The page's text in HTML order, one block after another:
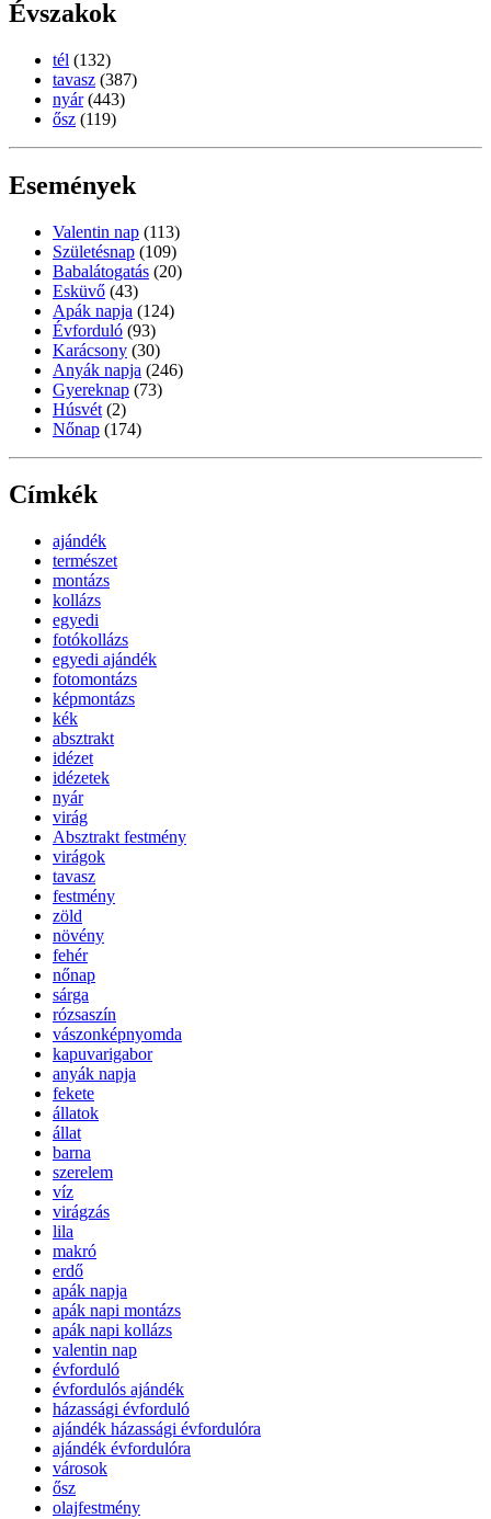
Évszakok
tél (132)
tavasz (387)
nyár (443)
ősz (119)
Események
Valentin nap (113)
Születésnap (109)
Babalátogatás (20)
Esküvő (43)
Apák napja (124)
Évforduló (93)
Karácsony (30)
Anyák napja (246)
Gyereknap (73)
Húsvét (2)
Nőnap (174)
Címkék
ajándék
természet
montázs
kollázs
egyedi
fotókollázs
egyedi ajándék
fotomontázs
képmontázs
kék
absztrakt
idézet
idézetek
nyár
virág
Absztrakt festmény
virágok
tavasz
festmény
zöld
növény
fehér
nőnap
sárga
rózsaszín
vászonképnyomda
kapuvarigabor
anyák napja
fekete
állatok
állat
barna
szerelem
víz
virágzás
lila
makró
erdő
apák napja
apák napi montázs
apák napi kollázs
valentin nap
évforduló
évfordulós ajándék
házassági évforduló
ajándék házassági évfordulóra
ajándék évfordulóra
városok
ősz
olajfestmény